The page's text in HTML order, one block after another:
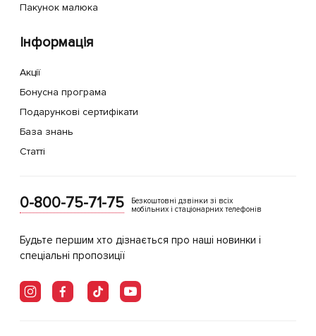
Пакунок малюка
Інформація
Акції
Бонусна програма
Подарункові сертифікати
База знань
Статті
0-800-75-71-75
Безкоштовні дзвінки зі всіх
мобільних і стаціонарних телефонів
Будьте першим хто дізнається про наші новинки і
спеціальні пропозиції